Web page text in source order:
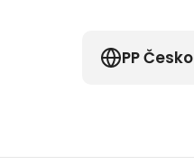
PP Česko